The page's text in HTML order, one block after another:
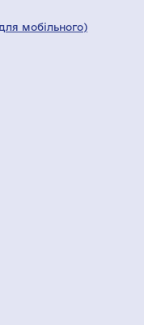
мобільного)